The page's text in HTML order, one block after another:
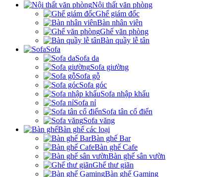
Nội thất văn phòng
Ghế giám đốc
Bàn nhân viên
Ghế văn phòng
Bàn quầy lễ tân
Sofa
Sofa da
Sofa giường
Sofa gỗ
Sofa góc
Sofa nhập khẩu
Sofa nỉ
Sofa tân cổ điển
Sofa văng
Bàn ghế các loại
Bàn ghế Bar
Bàn ghế Cafe
Bàn ghế sân vườn
Ghế thư giãn
Bàn ghế Gaming